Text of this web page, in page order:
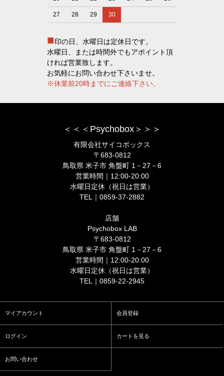
27 28 29 30
■印の日、水曜日は定休日です。
水曜日、または時間外でもアポイント頂
ければ営業致します。
お気軽にお問い合わせ下さいませ。
※休業前20時までにご連絡下さい。
＜＜＜Psychobox＞＞＞
有限会社サイコボックス
〒683-0812
鳥取県 米子市 角盤町 1－27－6
営業時間｜12:00-20:00
水曜日定休（祝日は営業）
TEL｜0859-37-2882
店舗
Psychobox LAB
〒683-0812
鳥取県 米子市 角盤町 1－27－6
営業時間｜12:00-20:00
水曜日定休（祝日は営業）
TEL｜0859-22-2945
マイアカウント 会員登録
ログイン カートを見る
お問い合わせ